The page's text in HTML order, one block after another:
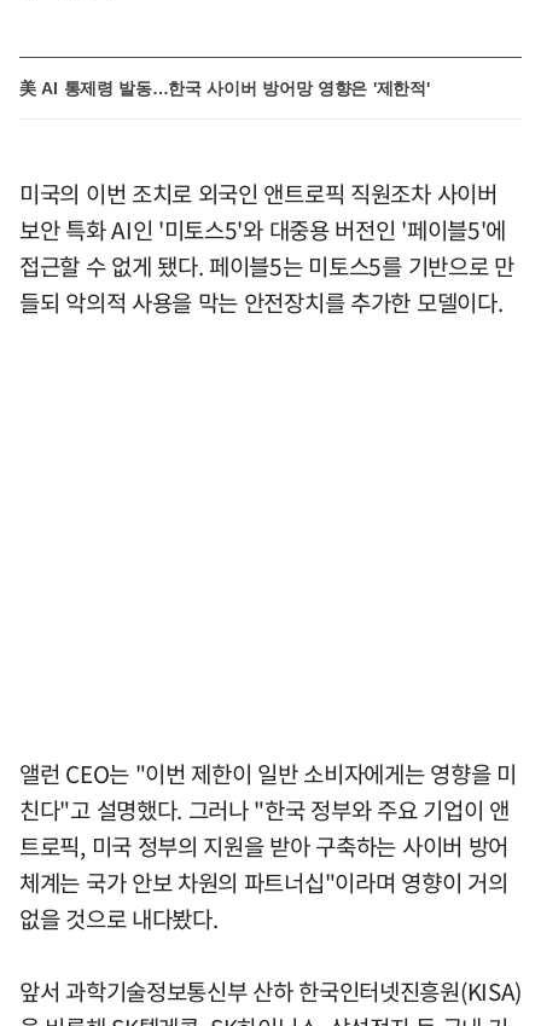
美 AI 통제령 발동…한국 사이버 방어망 영향은 '제한적'
미국의 이번 조치로 외국인 앤트로픽 직원조차 사이버
보안 특화 AI인 '미토스5'와 대중용 버전인 '페이블5'에
접근할 수 없게 됐다. 페이블5는 미토스5를 기반으로 만
들되 악의적 사용을 막는 안전장치를 추가한 모델이다.
앨런 CEO는 "이번 제한이 일반 소비자에게는 영향을 미
친다"고 설명했다. 그러나 "한국 정부와 주요 기업이 앤
트로픽, 미국 정부의 지원을 받아 구축하는 사이버 방어
체계는 국가 안보 차원의 파트너십"이라며 영향이 거의
없을 것으로 내다봤다.
앞서 과학기술정보통신부 산하 한국인터넷진흥원(KISA)